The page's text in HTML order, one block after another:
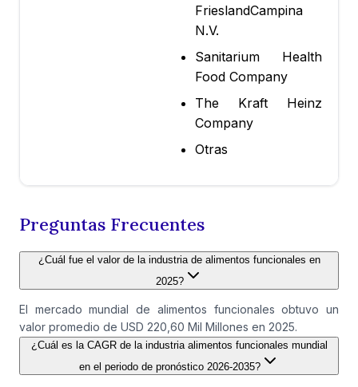
FrieslandCampina
N.V.
Sanitarium Health
Food Company
The Kraft Heinz
Company
Otras
Preguntas Frecuentes
¿Cuál fue el valor de la industria de alimentos funcionales en
2025?
El mercado mundial de alimentos funcionales obtuvo un
valor promedio de USD 220,60 Mil Millones en 2025.
¿Cuál es la CAGR de la industria alimentos funcionales mundial
en el periodo de pronóstico 2026-2035?